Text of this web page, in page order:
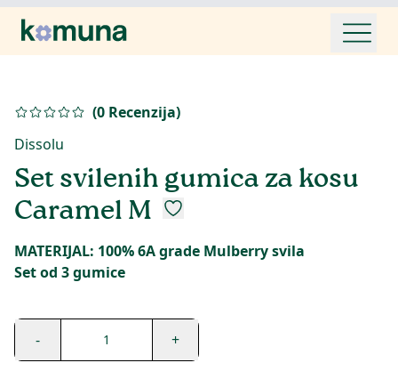
(0 Recenzija)
Dissolu
Set svilenih gumica za kosu
Caramel M
MATERIJAL: 100% 6A grade Mulberry svila
Set od 3 gumice
- 1 +